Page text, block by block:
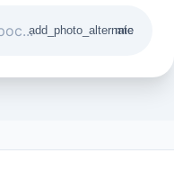
add_photo_alternate
mic